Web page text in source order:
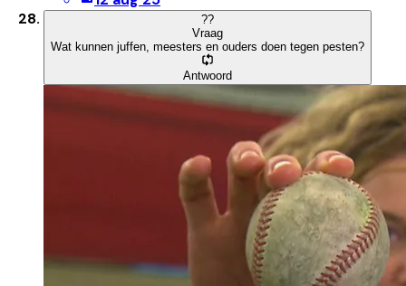
??
Vraag
Wat kunnen juffen, meesters en ouders doen tegen pesten?
Antwoord